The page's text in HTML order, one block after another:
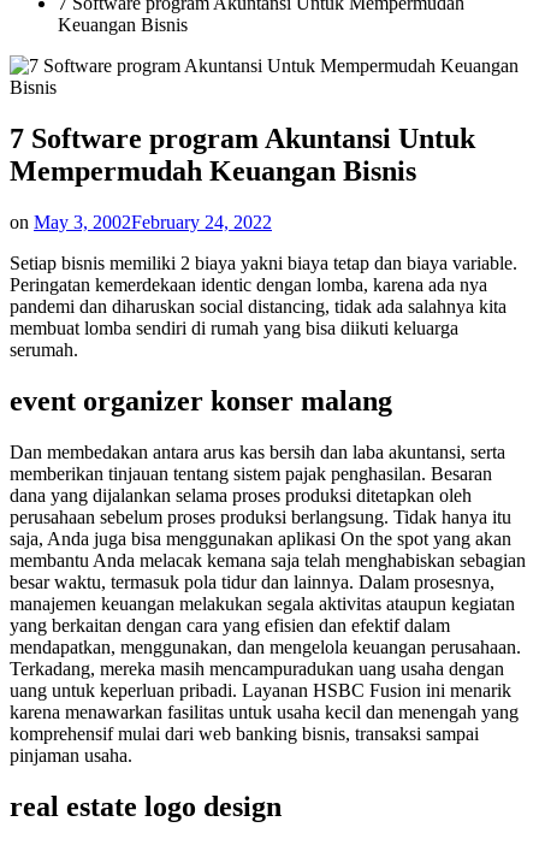
Keuangan Bisnis
7 Software program Akuntansi Untuk
Mempermudah Keuangan Bisnis
on May 3, 2002February 24, 2022
Setiap bisnis memiliki 2 biaya yakni biaya tetap dan biaya variable.
Peringatan kemerdekaan identic dengan lomba, karena ada nya
pandemi dan diharuskan social distancing, tidak ada salahnya kita
membuat lomba sendiri di rumah yang bisa diikuti keluarga
serumah.
event organizer konser malang
Dan membedakan antara arus kas bersih dan laba akuntansi, serta
memberikan tinjauan tentang sistem pajak penghasilan. Besaran
dana yang dijalankan selama proses produksi ditetapkan oleh
perusahaan sebelum proses produksi berlangsung. Tidak hanya itu
saja, Anda juga bisa menggunakan aplikasi On the spot yang akan
membantu Anda melacak kemana saja telah menghabiskan sebagian
besar waktu, termasuk pola tidur dan lainnya. Dalam prosesnya,
manajemen keuangan melakukan segala aktivitas ataupun kegiatan
yang berkaitan dengan cara yang efisien dan efektif dalam
mendapatkan, menggunakan, dan mengelola keuangan perusahaan.
Terkadang, mereka masih mencampuradukan uang usaha dengan
uang untuk keperluan pribadi. Layanan HSBC Fusion ini menarik
karena menawarkan fasilitas untuk usaha kecil dan menengah yang
komprehensif mulai dari web banking bisnis, transaksi sampai
pinjaman usaha.
real estate logo design